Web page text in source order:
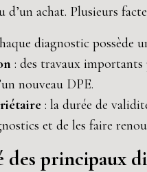
d’un achat. Plusieurs
diagnostic possède
: des travaux
nouveau DPE.
: la durée de
et de les faire
principaux